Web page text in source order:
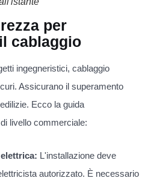
per
cablaggio
ingegneristici, cablaggio
Assicurano il superamento
Ecco la guida
livello commerciale:
L'installazione deve
autorizzato. È necessario